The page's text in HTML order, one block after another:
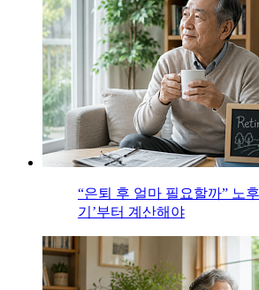
“은퇴 후 얼마 필요할까” 노
기’부터 계산해야